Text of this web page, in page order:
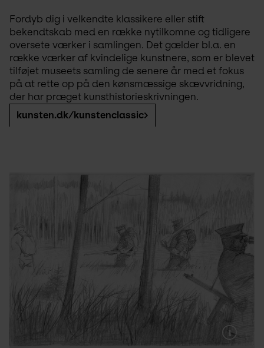
Fordyb dig i velkendte klassikere eller stift
bekendtskab med en række nytilkomne og tidligere
oversete værker i samlingen. Det gælder bl.a. en
række værker af kvindelige kunstnere, som er blevet
tilføjet museets samling de senere år med et fokus
på at rette op på den kønsmæssige skævvridning,
der har præget kunsthistorieskrivningen.
kunsten.dk/kunstenclassic